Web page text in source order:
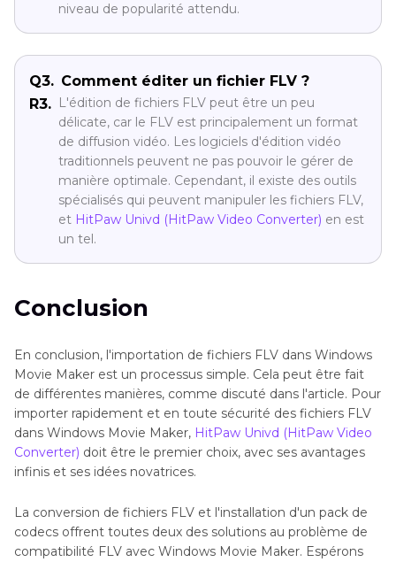
niveau de popularité attendu.
Q3. Comment éditer un fichier FLV ?
R3. L'édition de fichiers FLV peut être un peu
délicate, car le FLV est principalement un format
de diffusion vidéo. Les logiciels d'édition vidéo
traditionnels peuvent ne pas pouvoir le gérer de
manière optimale. Cependant, il existe des outils
spécialisés qui peuvent manipuler les fichiers FLV,
et HitPaw Univd (HitPaw Video Converter) en est
un tel.
Conclusion
En conclusion, l'importation de fichiers FLV dans Windows
Movie Maker est un processus simple. Cela peut être fait
de différentes manières, comme discuté dans l'article. Pour
importer rapidement et en toute sécurité des fichiers FLV
dans Windows Movie Maker, HitPaw Univd (HitPaw Video
Converter) doit être le premier choix, avec ses avantages
infinis et ses idées novatrices.
La conversion de fichiers FLV et l'installation d'un pack de
codecs offrent toutes deux des solutions au problème de
compatibilité FLV avec Windows Movie Maker. Espérons